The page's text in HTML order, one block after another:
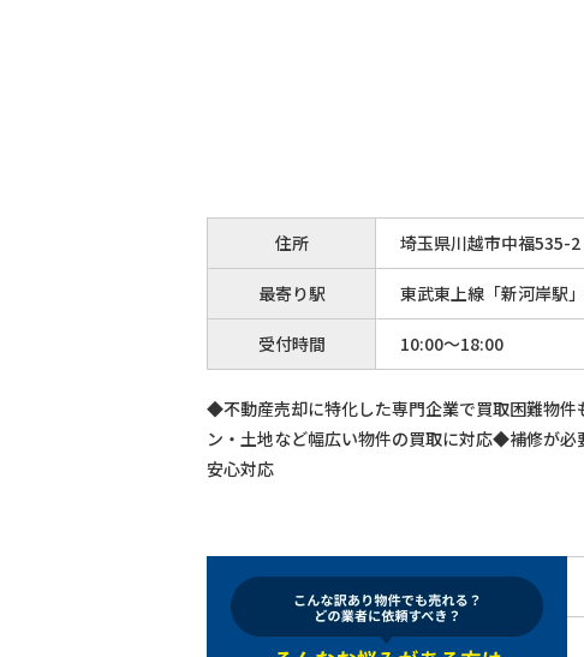
住所 埼玉県川越市中福535-2
最寄り駅 東武東上線「新河岸駅
受付時間 10:00～18:00
◆不動産売却に特化した専門企業で買取困難物
ン・土地など幅広い物件の買取に対応◆補修が
安心対応